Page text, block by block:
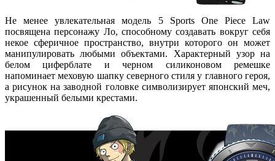
Не менее увлекательная модель 5 Sports One Piece Law
посвящена персонажу Ло, способному создавать вокруг себя
некое сферичное пространство, внутри которого он может
манипулировать любыми объектами. Характерный узор на
белом циферблате и черном силиконовом ремешке
напоминает меховую шапку северного стиля у главного героя,
а рисунок на заводной головке символизирует японский меч,
украшенный белыми крестами.